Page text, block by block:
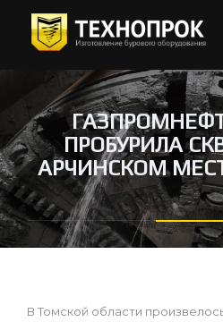
ПРОБУРИЛА
АРЧИНСКОМ
В Томской области